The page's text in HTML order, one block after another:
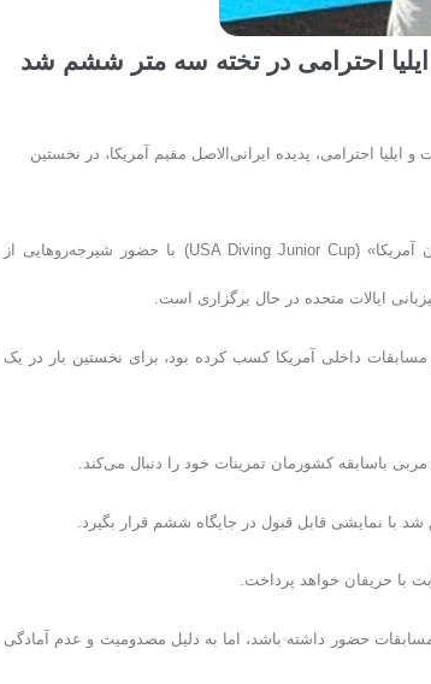
احترامی در تخته سه متر ششم شد
آمریکا» با حضور نمایندگانی از ۱۰ کشور آغاز شده است و ایلیا احترامی، پدیده ایرانی‌الاصل مقیم آمریکا، در نخستین
به گزارش روابط عمومی فدراسیون ورزش‌های آبی، مسابقات بین‌المللی شیرجه «کاپ جوانان آمریکا» (USA Diving Junior Cup) با حضور شیرجه‌روهایی از
میزبانی ایالات متحده در حال برگزاری است.
مسابقات داخلی آمریکا کسب کرده بود، برای نخستین بار در یک
با حریفان خواهد پرداخت.
حضور داشته باشد، اما به دلیل مصدومیت و عدم آمادگی